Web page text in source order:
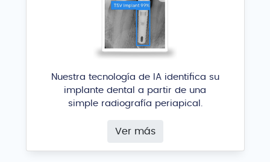
Nuestra tecnología de IA identifica su
implante dental a partir de una
simple radiografía periapical.
Ver más